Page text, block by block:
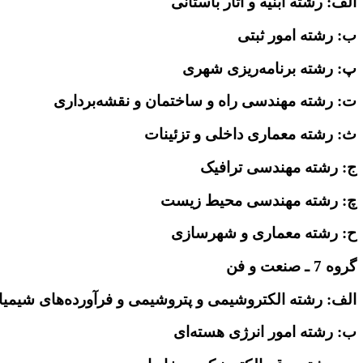
ب: رشته امور ثبتی
پ: رشته برنامه‌ریزی شهری
ت: رشته مهندسی راه و ساختمان و نقشه‌برداری
ث: رشته معماری داخلی و تزئینات
ج: رشته مهندسی ترافیک
چ: رشته مهندسی محیط زیست
ح: رشته معماری و شهرسازی
گروه 7 ـ صنعت و فن
الف: رشته الکتروشیمی و پتروشیمی و فرآورده‌های
ب: رشته امور انرژی هسته‌ای